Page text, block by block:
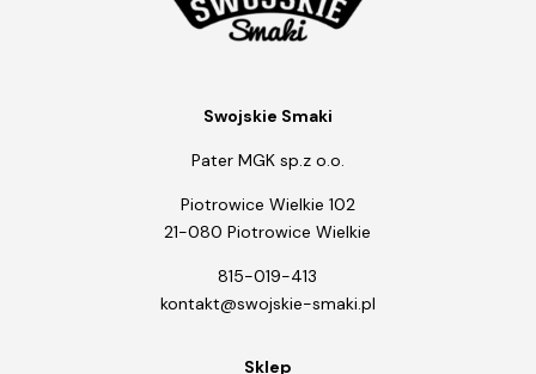
Swojskie Smaki
Pater MGK sp.z o.o.
Piotrowice Wielkie 102
21-080 Piotrowice Wielkie
815-019-413
kontakt@swojskie-smaki.pl
Sklep